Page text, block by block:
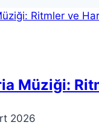
Müziği:
2026